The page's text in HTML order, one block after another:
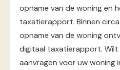
opname van de woning en
taxatierapport. Binnen
opname van de woning
digitaal taxatierapport. Wilt
aanvragen voor uw woning